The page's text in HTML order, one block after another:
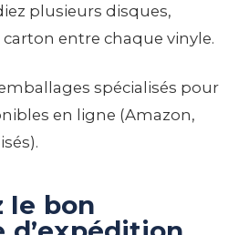
plusieurs disques,
entre chaque vinyle.
spécialisés pour
en ligne (Amazon,
le bon